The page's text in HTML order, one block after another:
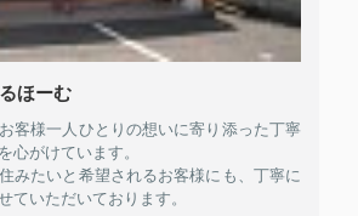
ほーむ
客様一人ひとりの想いに寄り添った丁寧
心がけています。
みたいと希望されるお客様にも、丁寧に
ていただいております。